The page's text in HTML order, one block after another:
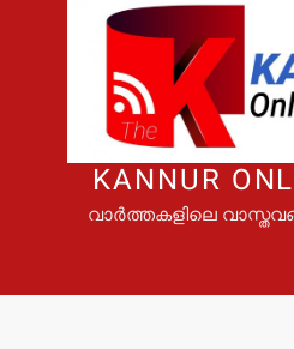
KANNUR
വാർത്തകളിലെ